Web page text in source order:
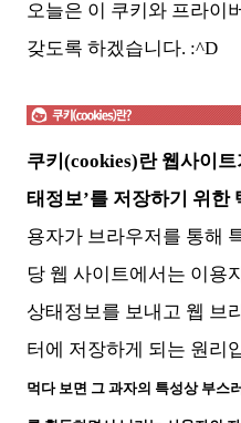
오늘은 이 쿠키와 프라이
갖도록 하겠습니다. :^D
쿠키(cookies)란 웹사이
태정보’를 저장하기 위한
용자가 브라우저를 통해
당 웹 사이트에서는 이용
상태정보를 보내고 웹 브
터에 저장하게 되는 원리
먹다 보면 그 과자의 특성상 부스